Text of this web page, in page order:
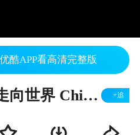
酷APP看高清完整版
让中国民族音乐走向世界 Chinese Music at Pao School +追